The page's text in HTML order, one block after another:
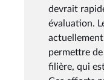
devrait
évaluation.
permettre
filière, qui